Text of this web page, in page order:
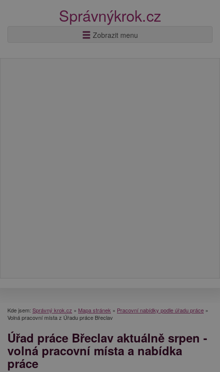
Správnýkrok.cz
Zobrazit menu
Kde jsem: Správný krok.cz » Mapa stránek » Pracovní nabídky podle úřadu práce »
Volná pracovní místa z Úřadu práce Břeclav
Úřad práce Břeclav aktuálně srpen -
volná pracovní místa a nabídka
práce